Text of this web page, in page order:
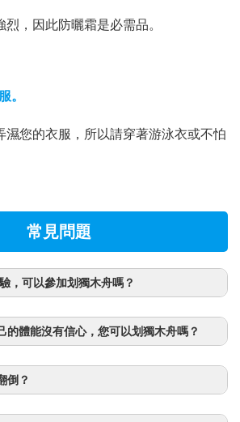
，因此防曬霜是必需品。
。
濕您的衣服，所以請穿著游泳衣或不怕
常見問題
，可以參加划獨木舟嗎？
的體能沒有信心，您可以划獨木舟嗎？
倒？